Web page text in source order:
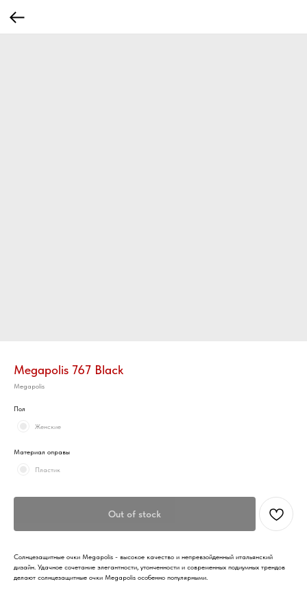
Megapolis 767 Black
Megapolis
Пол
Женские
Материал оправы
Пластик
Out of stock
Солнцезащитные очки Megapolis - высокое качество и непревзойденный итальянский
дизайн. Удачное сочетание элегантности, утонченности и современных подиумных трендов
делают солнцезащитные очки Megapolis особенно популярными.